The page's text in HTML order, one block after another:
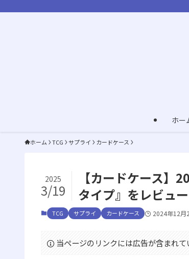
ホー
ホーム TCG サプライ カードケース
【カードケース】
タイプ』をレビュ
2025
3/19
TCG サプライ カードケース 2024年12月
当ページのリンクには広告が含まれて